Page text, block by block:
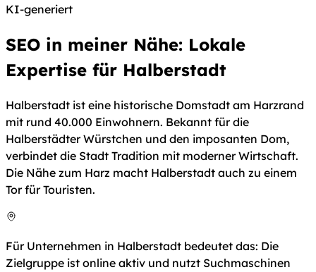
KI-generiertHinweis nach Art. 50 KI-Verordnung:
SEO in meiner Nähe: Lokale
Expertise für Halberstadt
Halberstadt ist eine historische Domstadt am Harzrand
mit rund 40.000 Einwohnern. Bekannt für die
Halberstädter Würstchen und den imposanten Dom,
verbindet die Stadt Tradition mit moderner Wirtschaft.
Die Nähe zum Harz macht Halberstadt auch zu einem
Tor für Touristen.
Für Unternehmen in Halberstadt bedeutet das: Die
Zielgruppe ist online aktiv und nutzt Suchmaschinen